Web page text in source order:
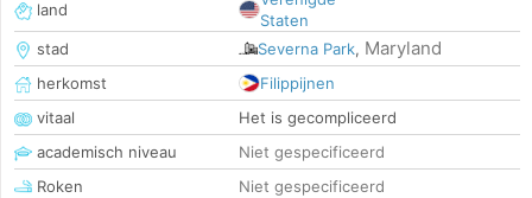
land
Staten
stad
Severna Park, Maryland
herkomst
Filippijnen
vitaal
Het is gecompliceerd
academisch niveau
Niet gespecificeerd
Roken
Niet gespecificeerd